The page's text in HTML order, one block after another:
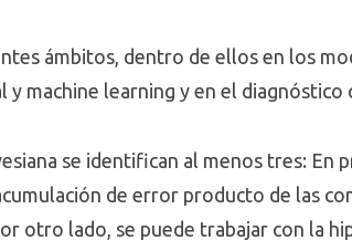
ámbitos, dentro de ellos en los
machine learning y en el diagnóstico
se identifican al menos tres: En
de error producto de las
otro lado, se puede trabajar con la